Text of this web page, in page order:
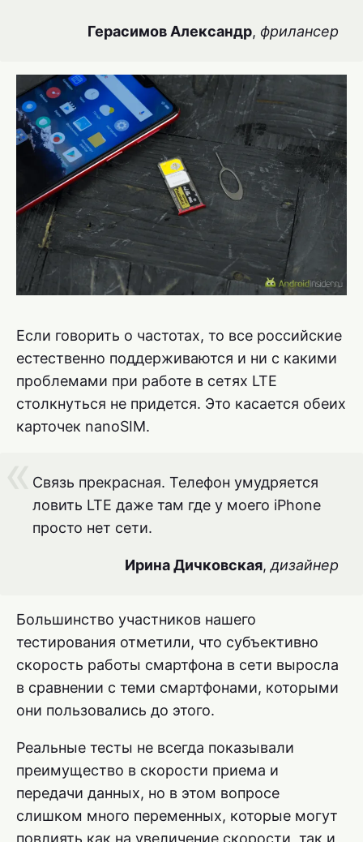
Герасимов Александр, фрилансер
Если говорить о частотах, то все российские
естественно поддерживаются и ни с какими
проблемами при работе в сетях LTE
столкнуться не придется. Это касается обеих
карточек nanoSIM.
Связь прекрасная. Телефон умудряется
ловить LTE даже там где у моего iPhone
просто нет сети.
Ирина Дичковская,дизайнер
Большинство участников нашего
тестирования отметили, что субъективно
скорость работы смартфона в сети выросла
в сравнении с теми смартфонами, которыми
они пользовались до этого.
Реальные тесты не всегда показывали
преимущество в скорости приема и
передачи данных, но в этом вопросе
слишком много переменных, которые могут
повлиять как на увеличение скорости, так и